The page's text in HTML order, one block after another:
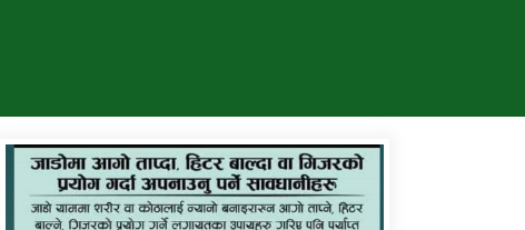
कर्णाली प्रविधि शिक्षालय जुम्लाको सुचना